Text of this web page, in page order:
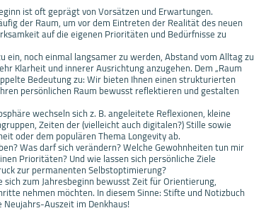
ist oft geprägt von Vorsätzen und Erwartungen.
der Raum, um vor dem Eintreten der Realität des neuen
auf die eigenen Prioritäten und Bedürfnisse zu
ein, noch einmal langsamer zu werden, Abstand vom Alltag zu
Klarheit und innerer Ausrichtung anzugehen. Dem „Raum
Bedeutung zu: Wir bieten Ihnen einen strukturierten
persönlichen Raum bewusst reflektieren und gestalten
wechseln sich z. B. angeleitete Reflexionen, kleine
Zeiten der (vielleicht auch digitalen?) Stille sowie
oder dem populären Thema Longevity ab.
Was darf sich verändern? Welche Gewohnheiten tun mir
Prioritäten? Und wie lassen sich persönliche Ziele
zur permanenten Selbstoptimierung?
zum Jahresbeginn bewusst Zeit für Orientierung,
nehmen möchten. In diesem Sinne: Stifte und Notizbuch
Auszeit im Denkhaus!